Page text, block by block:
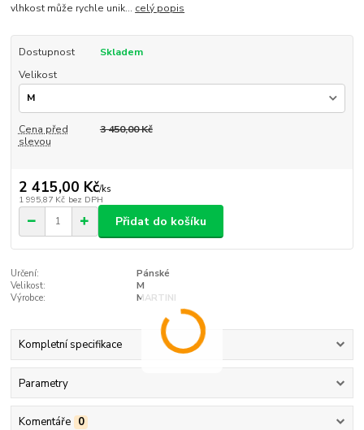
vlhkost může rychle unik... celý popis
Dostupnost
Skladem
Velikost
Cena před
slevou
3 450,00 Kč
2 415,00 Kč/ks
1 995,87 Kč bez DPH
Přidat do košíku
Určení:
Pánské
Velikost:
M
Výrobce:
MARTINI
Kompletní specifikace
Parametry
Komentáře 0